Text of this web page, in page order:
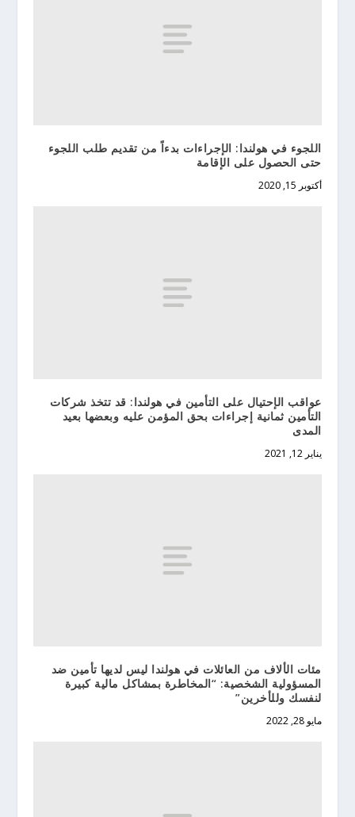
اللجوء في هولندا: الإجراءات بدءاً من تقديم طلب اللجوء
حتى الحصول على الإقامة
أكتوبر 15, 2020
عواقب الإحتيال على التأمين في هولندا: قد تتخذ شركات
التأمين ثمانية إجراءات بحق المؤمن عليه وبعضها بعيد
المدى
يناير 12, 2021
مئات الألاف من العائلات في هولندا ليس لديها تأمين ضد
المسؤولية الشخصية: “المخاطرة بمشاكل مالية كبيرة
لنفسك وللأخرين”
مايو 28, 2022